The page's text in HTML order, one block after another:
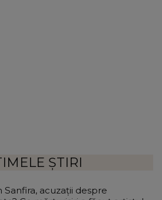
ȘTIRI
Sanfira, acuzații despre